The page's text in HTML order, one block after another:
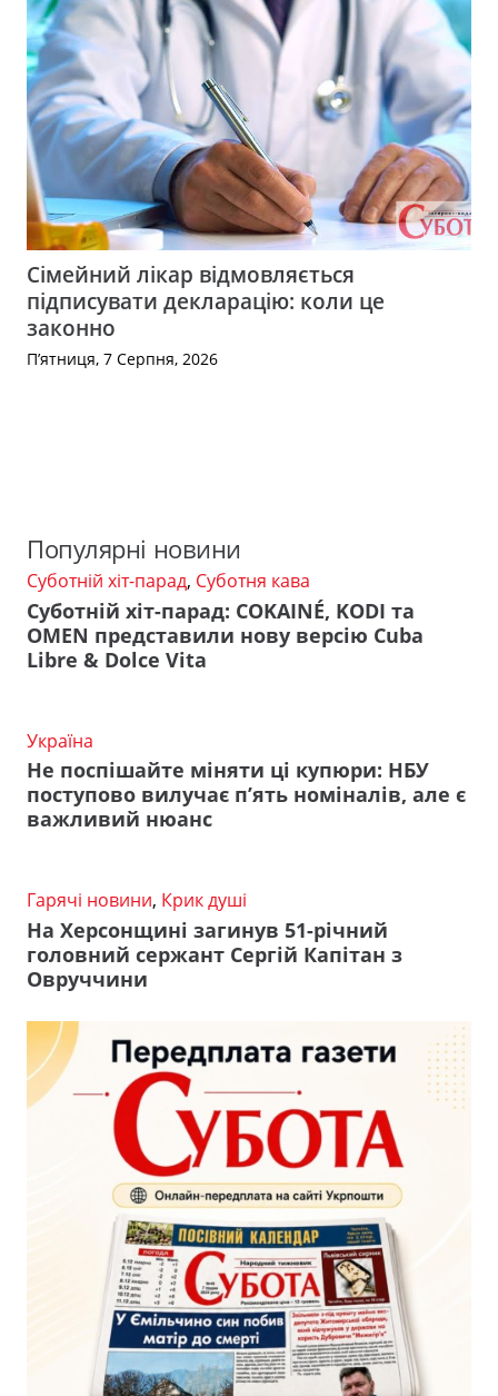
Сімейний лікар відмовляється
підписувати декларацію: коли це
законно
П’ятниця, 7 Серпня, 2026
Популярні новини
Суботній хіт-парад, Суботня кава
Суботній хіт-парад: COKAINÉ, KODI та
OMEN представили нову версію Cuba
Libre & Dolce Vita
Україна
Не поспішайте міняти ці купюри: НБУ
поступово вилучає п’ять номіналів, але є
важливий нюанс
Гарячі новини, Крик душі
На Херсонщині загинув 51-річний
головний сержант Сергій Капітан з
Овруччини